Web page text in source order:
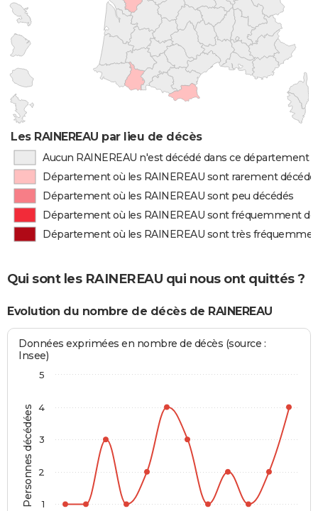
Les RAINEREAU par lieu de décès
Aucun RAINEREAU n'est décédé dans ce département
Département où les RAINEREAU sont rarement
Département où les RAINEREAU sont peu décédés
Département où les RAINEREAU sont fréquemment
Département où les RAINEREAU sont très
Qui sont les RAINEREAU qui nous ont quittés ?
Evolution du nombre de décès de RAINEREAU
Personnes décédées
Données exprimées en nombre de décès (source :
Insee)
1
2
3
4
5